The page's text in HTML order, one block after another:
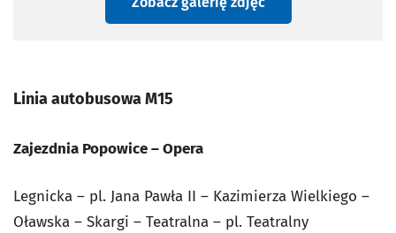
Linia autobusowa M15
Zajezdnia Popowice – Opera
Legnicka – pl. Jana Pawła II – Kazimierza Wielkiego –
Oławska – Skargi – Teatralna – pl. Teatralny